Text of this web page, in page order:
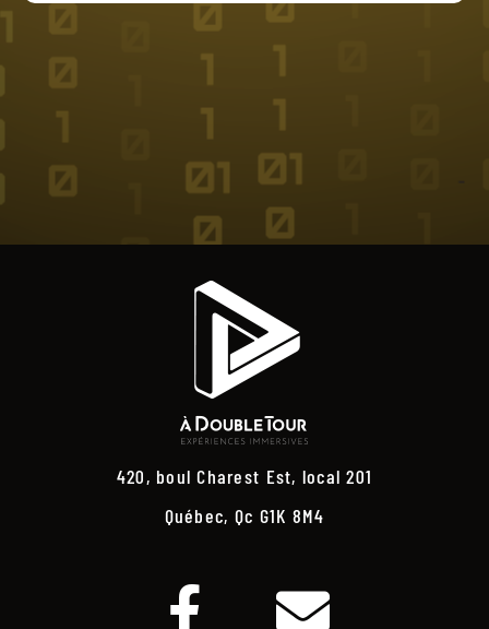
420, boul Charest Est, local 201
Québec, Qc G1K 8M4